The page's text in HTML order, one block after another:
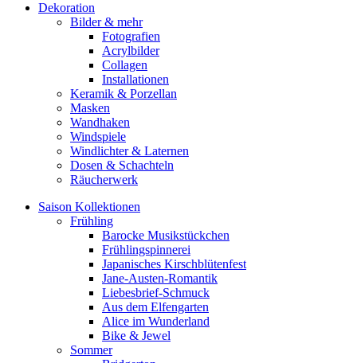
Dekoration
Bilder & mehr
Fotografien
Acrylbilder
Collagen
Installationen
Keramik & Porzellan
Masken
Wandhaken
Windspiele
Windlichter & Laternen
Dosen & Schachteln
Räucherwerk
Saison Kollektionen
Frühling
Barocke Musikstückchen
Frühlingspinnerei
Japanisches Kirschblütenfest
Jane-Austen-Romantik
Liebesbrief-Schmuck
Aus dem Elfengarten
Alice im Wunderland
Bike & Jewel
Sommer